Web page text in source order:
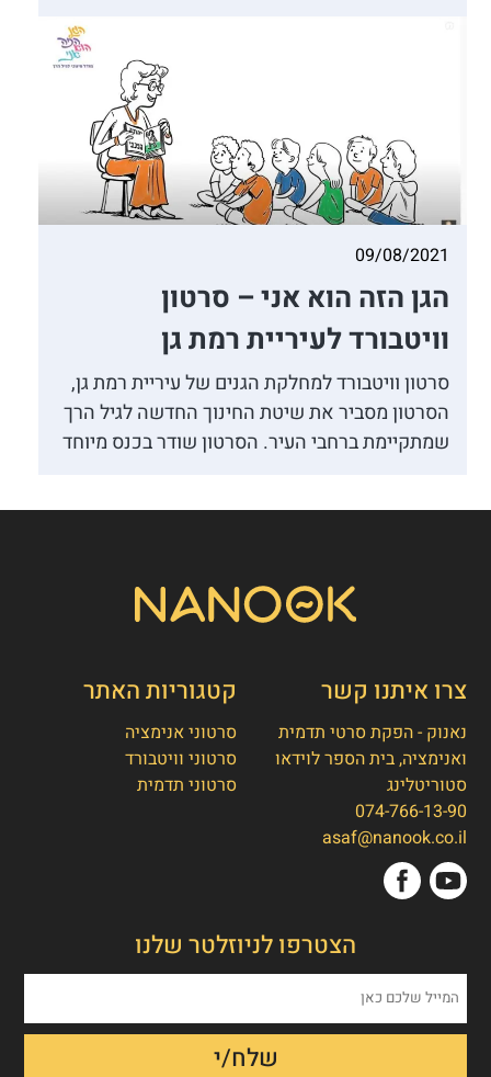
09/08/2021
הגן הזה הוא אני – סרטון
וויטבורד לעיריית רמת גן
סרטון וויטבורד למחלקת הגנים של עיריית רמת גן,
הסרטון מסביר את שיטת החינוך החדשה לגיל הרך
שמתקיימת ברחבי העיר. הסרטון שודר בכנס מיוחד
צרו איתנו קשר
נאנוק - הפקת סרטי תדמית
ואנימציה, בית הספר לוידאו
סטוריטלינג
074-766-13-90
asaf@nanook.co.il
קטגוריות האתר
סרטוני אנימציה
סרטוני וויטבורד
סרטוני תדמית
הצטרפו לניוזלטר שלנו
לאתר שלנו!
1. הפקת סרט תדמית/אנימציה
2. הטוסטר חבילת סרטוני טסטמוניאלס -